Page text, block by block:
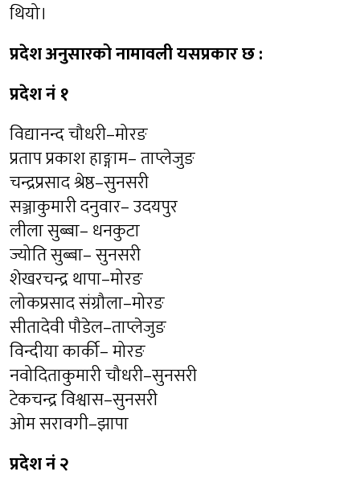
थियो।
प्रदेश अनुसारको नामावली यसप्रकार छ :
प्रदेश नं १
विद्यानन्द चौधरी–मोरङ
प्रताप प्रकाश हाङ्गाम– ताप्लेजुङ
चन्द्रप्रसाद श्रेष्ठ–सुनसरी
सञ्जाकुमारी दनुवार– उदयपुर
लीला सुब्बा– धनकुटा
ज्योति सुब्बा– सुनसरी
शेखरचन्द्र थापा–मोरङ
लोकप्रसाद संग्रौला–मोरङ
सीतादेवी पौडेल–ताप्लेजुङ
विन्दीया कार्की– मोरङ
नवोदिताकुमारी चौधरी–सुनसरी
टेकचन्द्र विश्वास–सुनसरी
ओम सरावगी–झापा
प्रदेश नं २